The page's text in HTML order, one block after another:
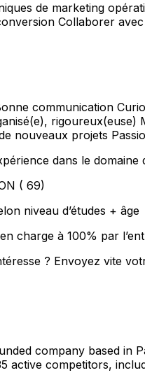
de marketing
Collaborer
communication
rigoureux(euse)
nouveaux projets
dans le domaine
( 69)
niveau d’études + âge
charge à 100% par
? Envoyez vite
company based in
active competitors,